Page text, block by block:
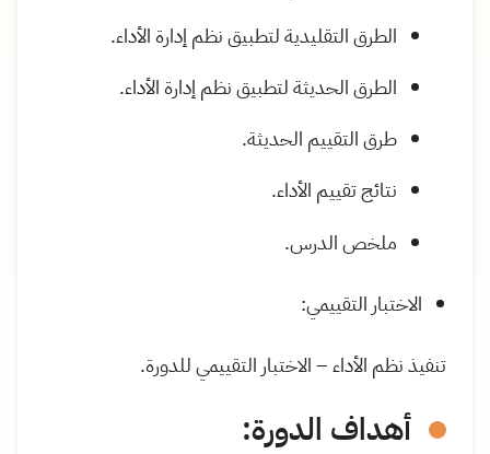
الطرق التقليدية لتطبيق نظم إدارة الأداء.
الطرق الحديثة لتطبيق نظم إدارة الأداء.
طرق التقييم الحديثة.
نتائج تقييم الأداء.
ملخص الدرس.
الاختبار التقييمي:
تنفيذ نظم الأداء – الاختبار التقييمي للدورة.
أهداف الدورة: